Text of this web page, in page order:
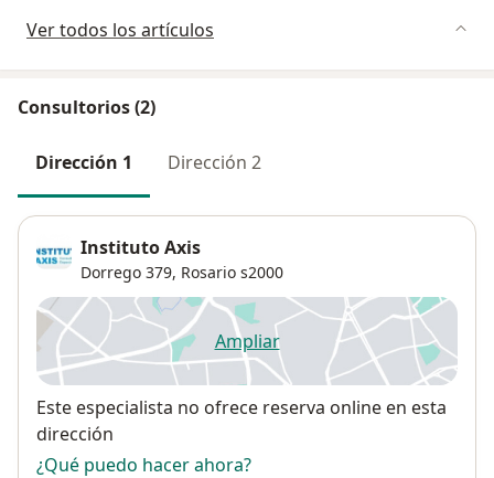
Ver todos los artículos
Consultorios (2)
Dirección 1 Dirección 2
Instituto Axis
Dorrego 379, Rosario s2000
Ampliarse abre en una nueva
Disponibilidad
Este especialista no ofrece reserva online en esta
dirección
¿Qué puedo hacer ahora?